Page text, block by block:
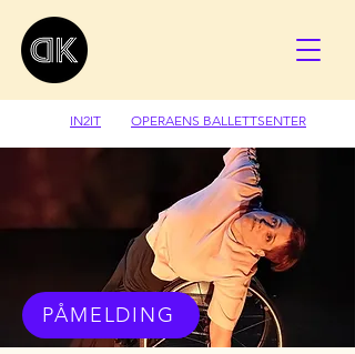
OPERAENS BALLETTSENTER
IN2IT
PÅMELDING